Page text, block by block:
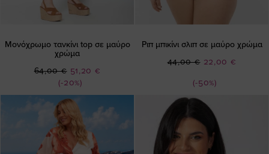
Μονόχρωμο τανκίνι top σε μαύρο
χρώμα
(-20%)
Ειδική
Τιμή
51,20 €
64,00 €
Ριπ μπικίνι σλιπ σε μαύρο χρώμα
(-50%)
Ειδική
22,00 €
44,00 €